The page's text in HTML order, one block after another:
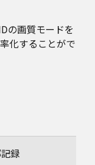
の画質モードを
化することがで
録